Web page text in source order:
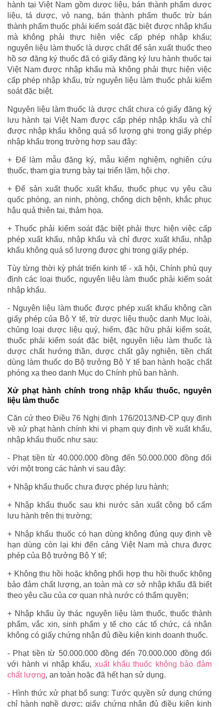
hành tại Việt Nam gồm dược liệu, bán thành phẩm dược
liệu, tá dược, vỏ nang, bán thành phẩm thuốc trừ bán
thành phẩm thuốc phải kiểm soát đặc biệt được nhập khẩu
mà không phải thực hiện việc cấp phép nhập khẩu;
nguyên liệu làm thuốc là dược chất để sản xuất thuốc theo
hồ sơ đăng ký thuốc đã có giấy đăng ký lưu hành thuốc tại
Việt Nam được nhập khẩu mà không phải thực hiện việc
cấp phép nhập khẩu, trừ nguyên liệu làm thuốc phải kiểm
soát đặc biệt.
Nguyên liệu làm thuốc là dược chất chưa có giấy đăng ký
lưu hành tại Việt Nam được cấp phép nhập khẩu và chỉ
được nhập khẩu không quá số lượng ghi trong giấy phép
nhập khẩu trong trường hợp sau đây:
+ Để làm mẫu đăng ký, mẫu kiểm nghiệm, nghiên cứu
thuốc, tham gia trưng bày tại triển lãm, hội chợ.
+ Để sản xuất thuốc xuất khẩu, thuốc phục vụ yêu cầu
quốc phòng, an ninh, phòng, chống dịch bệnh, khắc phục
hậu quả thiên tai, thảm họa.
+ Thuốc phải kiểm soát đặc biệt phải thực hiện việc cấp
phép xuất khẩu, nhập khẩu và chỉ được xuất khẩu, nhập
khẩu không quá số lượng được ghi trong giấy phép.
Tùy từng thời kỳ phát triển kinh tế - xã hội, Chính phủ quy
định các loại thuốc, nguyên liệu làm thuốc phải kiểm soát
nhập khẩu.
- Nguyên liệu làm thuốc được phép xuất khẩu không cần
giấy phép của Bộ Y tế, trừ dược liệu thuộc danh Mục loài,
chủng loại dược liệu quý, hiếm, đặc hữu phải kiểm soát,
thuốc phải kiểm soát đặc biệt, nguyên liệu làm thuốc là
dược chất hướng thần, dược chất gây nghiện, tiền chất
dùng làm thuốc do Bộ trưởng Bộ Y tế ban hành hoặc chất
phóng xạ theo danh Mục do Chính phủ ban hành.
Xử phạt hành chính trong nhập khẩu thuốc, nguyên
liệu làm thuốc
Căn cứ theo Điều 76 Nghị định 176/2013/NĐ-CP quy định
về xử phạt hành chính khi vi phạm quy định về xuất khẩu,
nhập khẩu thuốc như sau:
- Phạt tiền từ 40.000.000 đồng đến 50.000.000 đồng đối
với một trong các hành vi sau đây:
+ Nhập khẩu thuốc chưa được phép lưu hành;
+ Nhập khẩu thuốc sau khi nước sản xuất công bố cấm
lưu hành trên thị trường;
+ Nhập khẩu thuốc có hạn dùng không đúng quy định về
hạn dùng còn lại khi đến cảng Việt Nam mà chưa được
phép của Bộ trưởng Bộ Y tế;
+ Không thu hồi hoặc không phối hợp thu hồi thuốc không
bảo đảm chất lượng, an toàn mà cơ sở nhập khẩu đã biết
theo yêu cầu của cơ quan nhà nước có thẩm quyền;
+ Nhập khẩu ủy thác nguyên liệu làm thuốc, thuốc thành
phẩm, vắc xin, sinh phẩm y tế cho các tổ chức, cá nhân
không có giấy chứng nhận đủ điều kiện kinh doanh thuốc.
- Phạt tiền từ 50.000.000 đồng đến 70.000.000 đồng đối
với hành vi nhập khẩu, xuất khẩu thuốc không bảo đảm
chất lượng, an toàn hoặc đã hết hạn sử dụng.
- Hình thức xử phạt bổ sung: Tước quyền sử dụng chứng
chỉ hành nghề dược; giấy chứng nhận đủ điều kiện kinh